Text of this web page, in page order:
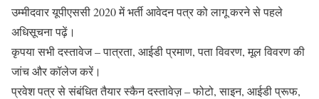
उम्मीदवार यूपीएससी 2020 में भर्ती आवेदन पत्र को लागू करने से पहले
अधिसूचना पढ़ें।
कृपया सभी दस्तावेज – पात्रता, आईडी प्रमाण, पता विवरण, मूल विवरण की
जांच और कॉलेज करें।
प्रवेश पत्र से संबंधित तैयार स्कैन दस्तावेज़ – फोटो, साइन, आईडी प्रूफ,